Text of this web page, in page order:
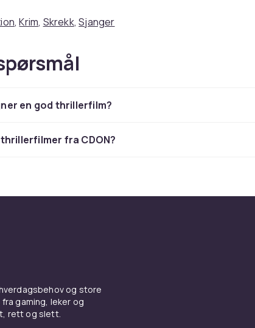
,Krim, Skrekk,Sjanger
en god thrillerfilm?
fra CDON?
og store
gaming, leker og
rett og slett.